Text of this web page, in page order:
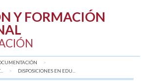
Y FORMACIÓN
AQUÍ:
DISPOSICIONES EN EDU...